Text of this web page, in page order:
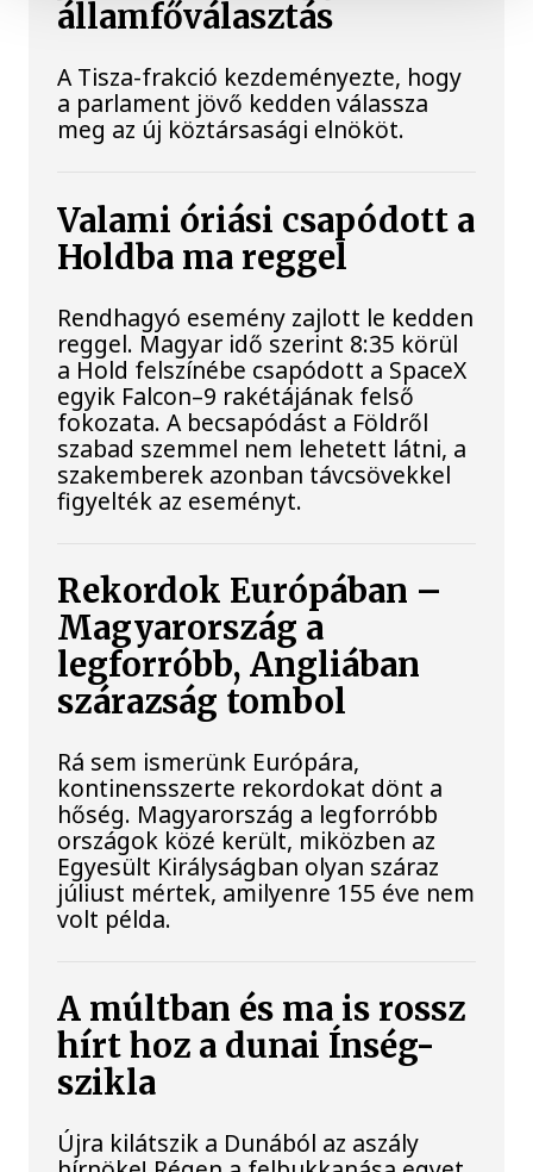
államfőválasztás
A Tisza-frakció kezdeményezte, hogy
a parlament jövő kedden válassza
meg az új köztársasági elnököt.
Valami óriási csapódott a
Holdba ma reggel
Rendhagyó esemény zajlott le kedden
reggel. Magyar idő szerint 8:35 körül
a Hold felszínébe csapódott a SpaceX
egyik Falcon–9 rakétájának felső
fokozata. A becsapódást a Földről
szabad szemmel nem lehetett látni, a
szakemberek azonban távcsövekkel
figyelték az eseményt.
Rekordok Európában –
Magyarország a
legforróbb, Angliában
szárazság tombol
Rá sem ismerünk Európára,
kontinensszerte rekordokat dönt a
hőség. Magyarország a legforróbb
országok közé került, miközben az
Egyesült Királyságban olyan száraz
júliust mértek, amilyenre 155 éve nem
volt példa.
A múltban és ma is rossz
hírt hoz a dunai Ínség-
szikla
Újra kilátszik a Dunából az aszály